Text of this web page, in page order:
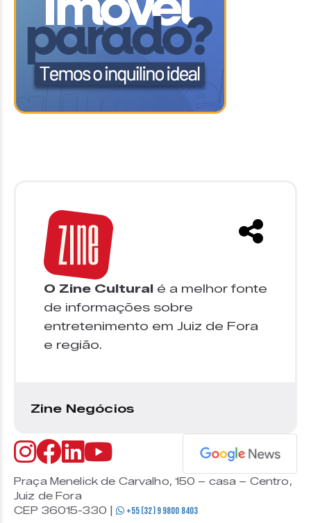
O Zine Cultural é a melhor fonte
de informações sobre
entretenimento em Juiz de Fora
e região.
Zine Negócios
Praça Menelick de Carvalho, 150 – casa – Centro,
Juiz de Fora
CEP 36015-330 |
+55 (32) 9 9800 8403